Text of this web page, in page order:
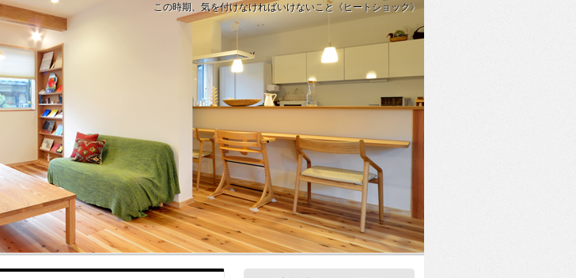
この時期、気を付けなければいけないこと《ヒートショック》